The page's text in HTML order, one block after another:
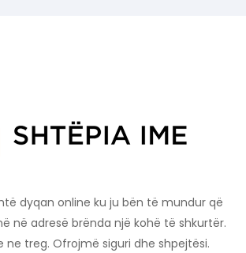
dyqan online ku ju bën të mundur që
në adresë brënda një kohë të shkurtër.
ne treg. Ofrojmë siguri dhe shpejtësi.